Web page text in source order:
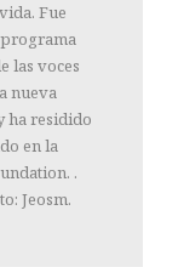
Fue
las voces
nueva
ha residido
en la
.
Jeosm.